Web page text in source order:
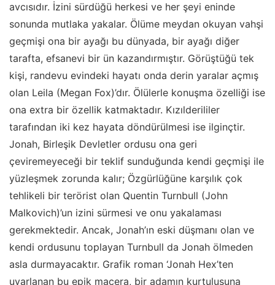
avcısıdır. İzini sürdüğü herkesi ve her şeyi eninde
sonunda mutlaka yakalar. Ölüme meydan okuyan vahşi
geçmişi ona bir ayağı bu dünyada, bir ayağı diğer
tarafta, efsanevi bir ün kazandırmıştır. Görüştüğü tek
kişi, randevu evindeki hayatı onda derin yaralar açmış
olan Leila (Megan Fox)’dır. Ölülerle konuşma özelliği ise
ona extra bir özellik katmaktadır. Kızılderililer
tarafından iki kez hayata döndürülmesi ise ilginçtir.
Jonah, Birleşik Devletler ordusu ona geri
çeviremeyeceği bir teklif sunduğunda kendi geçmişi ile
yüzleşmek zorunda kalır; Özgürlüğüne karşılık çok
tehlikeli bir terörist olan Quentin Turnbull (John
Malkovich)’un izini sürmesi ve onu yakalaması
gerekmektedir. Ancak, Jonah’ın eski düşmanı olan ve
kendi ordusunu toplayan Turnbull da Jonah ölmeden
asla durmayacaktır. Grafik roman ‘Jonah Hex’ten
uyarlanan bu epik macera, bir adamın kurtuluşuna